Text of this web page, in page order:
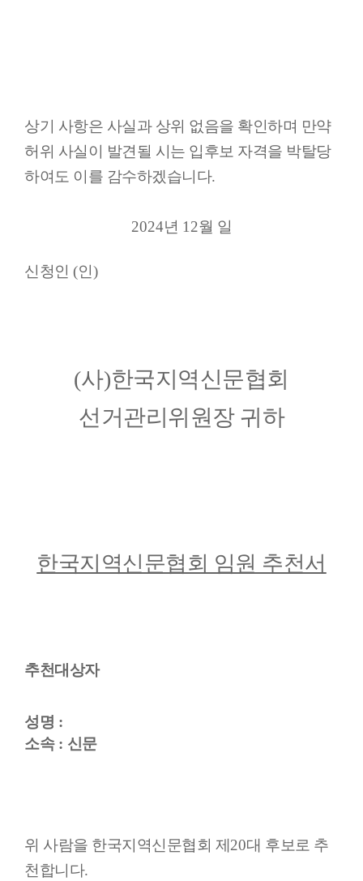
상기 사항은 사실과 상위 없음을 확인하며 만약
허위 사실이 발견될 시는 입후보 자격을 박탈당
하여도 이를 감수하겠습니다.
2024년 12월 일
신청인 (인)
(사)한국지역신문협회
선거관리위원장 귀하
한국지역신문협회 임원 추천서
추천대상자
성명 :
소속 : 신문
위 사람을 한국지역신문협회 제 20대 후보로 추
천합니다.